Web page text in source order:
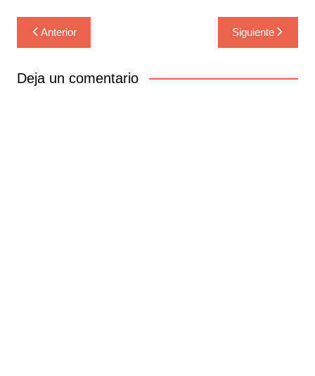
Navegación
de
entradas
Anterior Siguiente
Deja un comentario